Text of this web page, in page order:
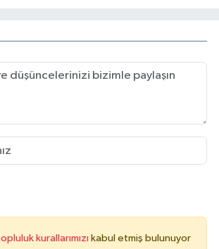
kurallarımızı kabul etmiş bulunuyor